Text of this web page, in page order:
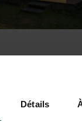
Détails
DU